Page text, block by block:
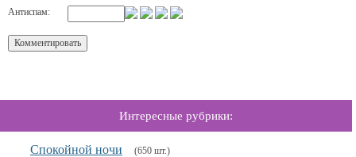
Антиспам:
Интересные рубрики:
Спокойной ночи (650 шт.)